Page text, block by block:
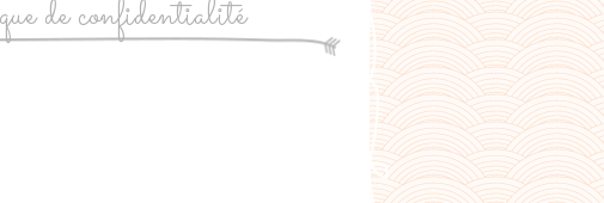
de confidentialité